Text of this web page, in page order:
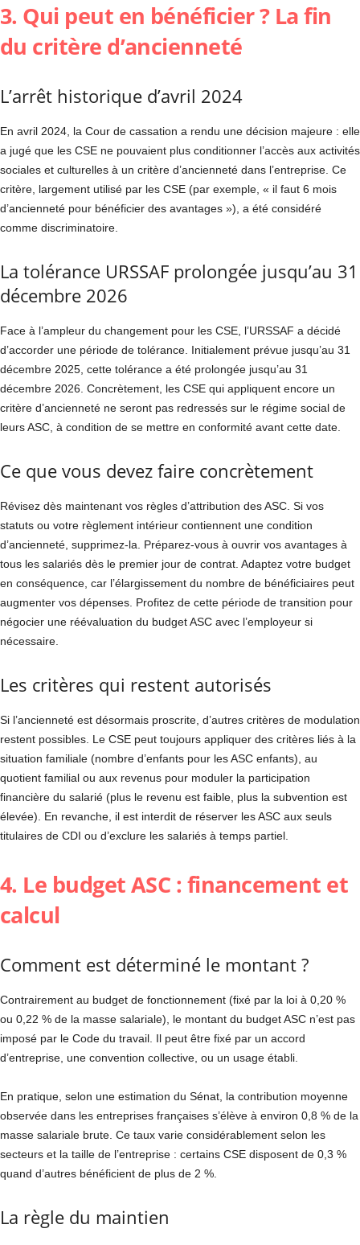
3. Qui peut en bénéficier ? La fin
du critère d’ancienneté
L’arrêt historique d’avril 2024
En avril 2024, la Cour de cassation a rendu une décision majeure : elle
a jugé que les CSE ne pouvaient plus conditionner l’accès aux activités
sociales et culturelles à un critère d’ancienneté dans l’entreprise. Ce
critère, largement utilisé par les CSE (par exemple, « il faut 6 mois
d’ancienneté pour bénéficier des avantages »), a été considéré
comme discriminatoire.
La tolérance URSSAF prolongée jusqu’au 31
décembre 2026
Face à l’ampleur du changement pour les CSE, l’URSSAF a décidé
d’accorder une période de tolérance. Initialement prévue jusqu’au 31
décembre 2025, cette tolérance a été prolongée jusqu’au 31
décembre 2026. Concrètement, les CSE qui appliquent encore un
critère d’ancienneté ne seront pas redressés sur le régime social de
leurs ASC, à condition de se mettre en conformité avant cette date.
Ce que vous devez faire concrètement
Révisez dès maintenant vos règles d’attribution des ASC. Si vos
statuts ou votre règlement intérieur contiennent une condition
d’ancienneté, supprimez-la. Préparez-vous à ouvrir vos avantages à
tous les salariés dès le premier jour de contrat. Adaptez votre budget
en conséquence, car l’élargissement du nombre de bénéficiaires peut
augmenter vos dépenses. Profitez de cette période de transition pour
négocier une réévaluation du budget ASC avec l’employeur si
nécessaire.
Les critères qui restent autorisés
Si l’ancienneté est désormais proscrite, d’autres critères de modulation
restent possibles. Le CSE peut toujours appliquer des critères liés à la
situation familiale (nombre d’enfants pour les ASC enfants), au
quotient familial ou aux revenus pour moduler la participation
financière du salarié (plus le revenu est faible, plus la subvention est
élevée). En revanche, il est interdit de réserver les ASC aux seuls
titulaires de CDI ou d’exclure les salariés à temps partiel.
4. Le budget ASC : financement et
calcul
Comment est déterminé le montant ?
Contrairement au budget de fonctionnement (fixé par la loi à 0,20 %
ou 0,22 % de la masse salariale), le montant du budget ASC n’est pas
imposé par le Code du travail. Il peut être fixé par un accord
d’entreprise, une convention collective, ou un usage établi.
En pratique, selon une estimation du Sénat, la contribution moyenne
observée dans les entreprises françaises s’élève à environ 0,8 % de la
masse salariale brute. Ce taux varie considérablement selon les
secteurs et la taille de l’entreprise : certains CSE disposent de 0,3 %
quand d’autres bénéficient de plus de 2 %.
La règle du maintien